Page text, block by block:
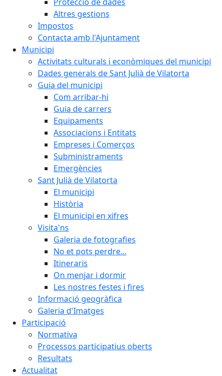
Altres gestions
Impostos
Contacta amb l'Ajuntament
Municipi
Activitats culturals i econòmiques del municipi
Dades generals de Sant Julià de Vilatorta
Guia del municipi
Com arribar-hi
Guia de carrers
Equipaments
Associacions i Entitats
Empreses i Comerços
Subministraments
Emergències
Sant Julià de Vilatorta
El municipi
Història
El municipi en xifres
Visita'ns
Galeria de fotografies
No et pots perdre...
Itineraris
On menjar i dormir
Les nostres festes i fires
Informació geogràfica
Galeria d'Imatges
Participació
Normativa
Processos participatius oberts
Resultats
Actualitat